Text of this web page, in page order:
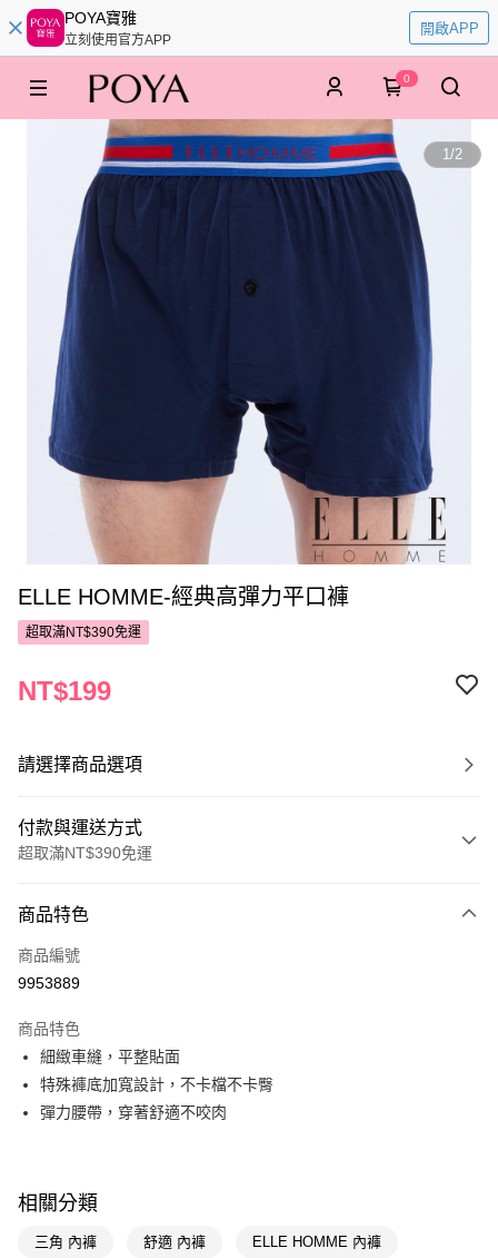
POYA寶雅
立刻使用官方APP
開啟APP
0
1/2
ELLE HOMME-經典高彈力平口褲
超取滿NT$390免運
NT$199
請選擇商品選項
付款與運送方式
超取滿NT$390免運
POYA支付
信用卡一次付款
LINE Pay
Apple Pay
Google Pay
商品特色
商品編號
9953889
商品特色
細緻車縫，平整貼面
特殊褲底加寬設計，不卡檔不卡臀
彈力腰帶，穿著舒適不咬肉
相關分類
三角 內褲 舒適 內褲 ELLE HOMME 內褲